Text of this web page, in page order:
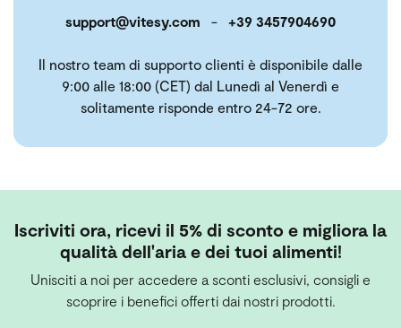
support@vitesy.com - +39 3457904690
Il nostro team di supporto clienti è disponibile dalle
9:00 alle 18:00 (CET) dal Lunedì al Venerdì e
solitamente risponde entro 24-72 ore.
Iscriviti ora, ricevi il 5% di sconto e migliora la
qualità dell'aria e dei tuoi alimenti!
Unisciti a noi per accedere a sconti esclusivi, consigli e
scoprire i benefici offerti dai nostri prodotti.